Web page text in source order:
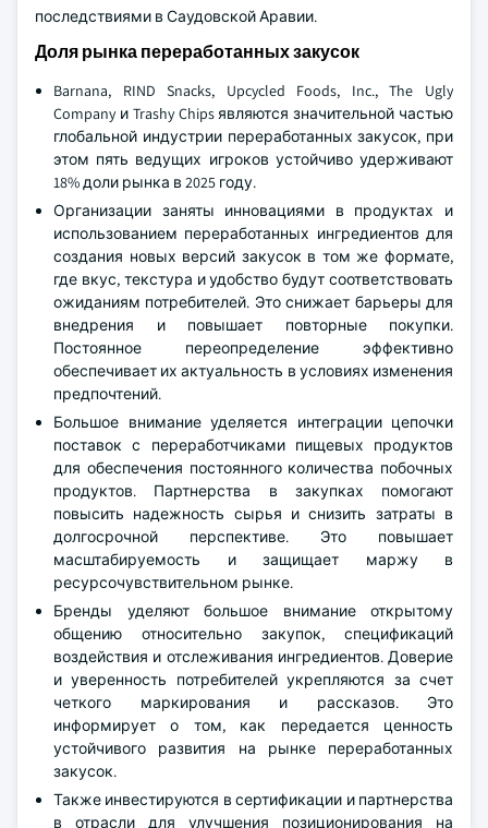
последствиями в Саудовской Аравии.
Доля рынка переработанных закусок
Barnana, RIND Snacks, Upcycled Foods, Inc., The Ugly
Company и Trashy Chips являются значительной частью
глобальной индустрии переработанных закусок, при
этом пять ведущих игроков устойчиво удерживают
18% доли рынка в 2025 году.
Организации заняты инновациями в продуктах и
использованием переработанных ингредиентов для
создания новых версий закусок в том же формате,
где вкус, текстура и удобство будут соответствовать
ожиданиям потребителей. Это снижает барьеры для
внедрения и повышает повторные покупки.
Постоянное переопределение эффективно
обеспечивает их актуальность в условиях изменения
предпочтений.
Большое внимание уделяется интеграции цепочки
поставок с переработчиками пищевых продуктов
для обеспечения постоянного количества побочных
продуктов. Партнерства в закупках помогают
повысить надежность сырья и снизить затраты в
долгосрочной перспективе. Это повышает
масштабируемость и защищает маржу в
ресурсочувствительном рынке.
Бренды уделяют большое внимание открытому
общению относительно закупок, спецификаций
воздействия и отслеживания ингредиентов. Доверие
и уверенность потребителей укрепляются за счет
четкого маркирования и рассказов. Это
информирует о том, как передается ценность
устойчивого развития на рынке переработанных
закусок.
Также инвестируются в сертификации и партнерства
в отрасли для улучшения позиционирования на